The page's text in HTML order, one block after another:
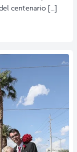
centenario […]